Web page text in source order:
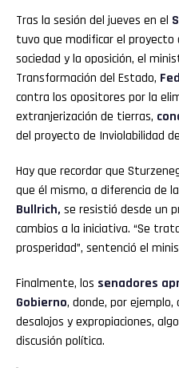
Tras la sesión del jueves en el
tuvo que modificar el proyecto
sociedad y la oposición, el
Transformación del Estado,
contra los opositores por la
extranjerización de tierras,
del proyecto de Inviolabilidad
Hay que recordar que
que él mismo, a diferencia de
Bullrich, se resistió desde un
cambios a la iniciativa. “Se
prosperidad”, sentenció el
Finalmente, los senadores
Gobierno, donde, por
desalojos y expropiaciones,
discusión política.